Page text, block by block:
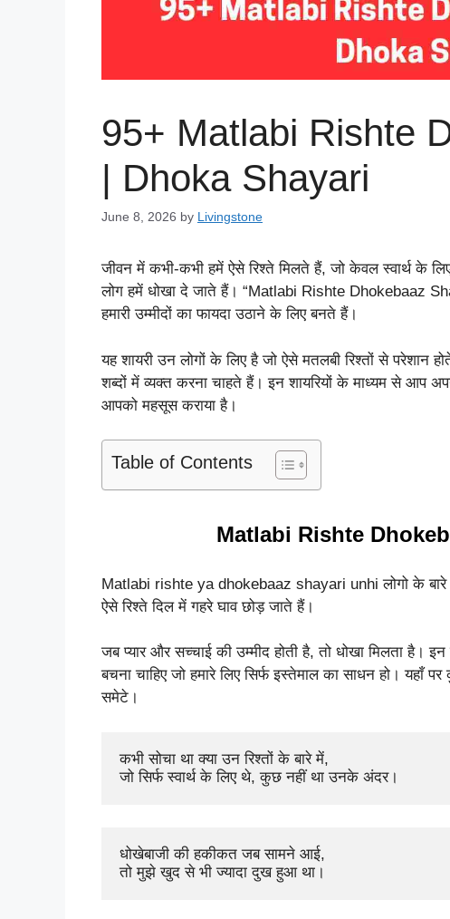
95+ Matlabi Rishte
| Dhoka Shayari
June 8, 2026 by Livingstone
जीवन में कभी-कभी हमें ऐसे रिश्ते मिलते हैं, जो केवल स्वार्थ के
लोग हमें धोखा दे जाते हैं। “Matlabi Rishte Dhokebaaz
हमारी उम्मीदों का फायदा उठाने के लिए बनते हैं।
यह शायरी उन लोगों के लिए है जो ऐसे मतलबी रिश्तों से
शब्दों में व्यक्त करना चाहते हैं। इन शायरियों के माध्यम से आप
आपको महसूस कराया है।
Table of Contents
Matlabi Rishte
Matlabi rishte ya dhokebaaz shayari unhi लोगो के बारे में
ऐसे रिश्ते दिल में गहरे घाव छोड़ जाते हैं।
जब प्यार और सच्चाई की उम्मीद होती है, तो धोखा मिलता है।
बचना चाहिए जो हमारे लिए सिर्फ इस्तेमाल का साधन हो। यहाँ
समेटे।
कभी सोचा था क्या उन रिश्तों के बारे में,
जो सिर्फ स्वार्थ के लिए थे, कुछ नहीं था उनके अंदर।
धोखेबाजी की हकीकत जब सामने आई,
तो मुझे खुद से भी ज्यादा दुख हुआ था।